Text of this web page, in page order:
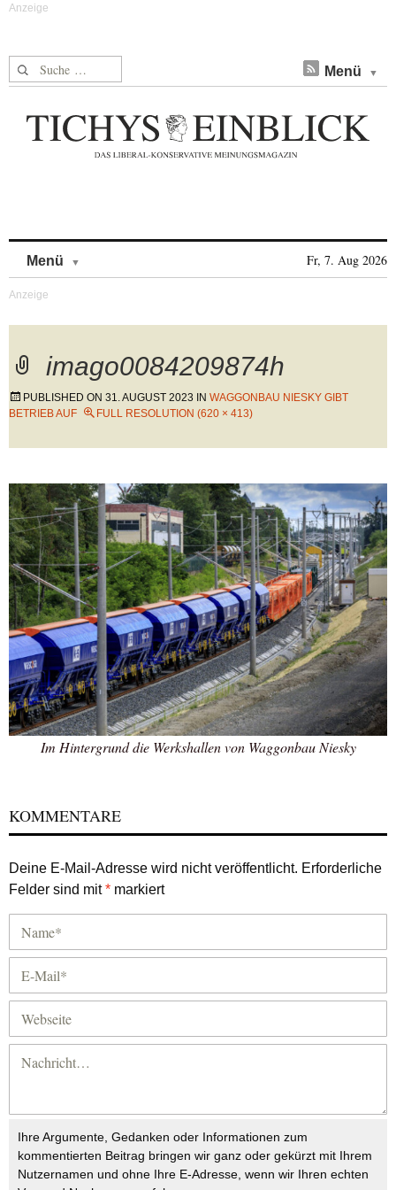
Suche nach: Menü
Menü Fr, 7. Aug 2026
imago0084209874h
PUBLISHED ON 31. AUGUST 2023 IN WAGGONBAU NIESKY GIBT
BETRIEB AUF
FULL RESOLUTION (620 × 413)
Im Hintergrund die Werkshallen von Waggonbau Niesky
KOMMENTARE
Deine E-Mail-Adresse wird nicht veröffentlicht. Erforderliche
Felder sind mit* markiert
Ihre Argumente, Gedanken oder Informationen zum
kommentierten Beitrag bringen wir ganz oder gekürzt mit Ihrem
Nutzernamen und ohne Ihre E-Adresse, wenn wir Ihren echten